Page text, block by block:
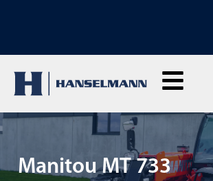
Manitou MT 733